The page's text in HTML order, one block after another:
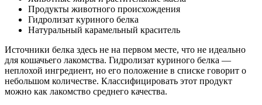
Клетчатка (%)
1
Зола (%)
7
Влага (%)
10
Калорийность (ккал/100г)
Продукты животного происхождения
Гидролизат куриного белка
Натуральный карамельный краситель
Источники белка здесь не на первом месте, что не идеально
для кошачьего лакомства. Гидролизат куриного белка —
неплохой ингредиент, но его положение в списке говорит о
небольшом количестве. Классифицировать этот продукт
можно как лакомство среднего качества.